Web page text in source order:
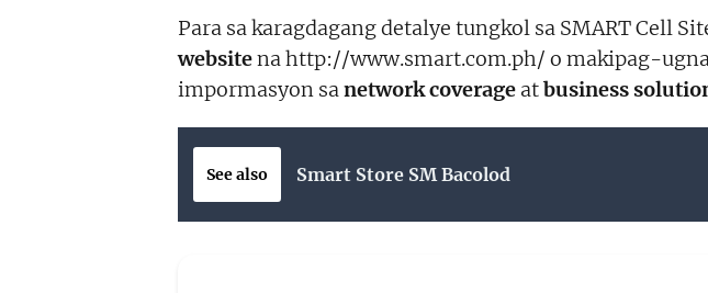
Para sa karagdagang detalye tungkol sa SMART Cell
websitena http://www.smart.com.ph/ o makipag-
impormasyon sanetwork coverage atbusiness
See also Smart Store SM Bacolod